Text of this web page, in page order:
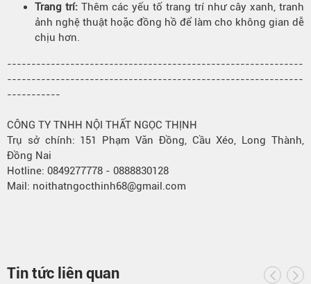
Trang trí: Thêm các yếu tố trang trí như cây xanh, tranh
ảnh nghệ thuật hoặc đồng hồ để làm cho không gian dễ
chịu hơn.
-------------------------------------------------------------
-------------------------------------------------------------
-----------
CÔNG TY TNHH NỘI THẤT NGỌC THỊNH
Trụ sở chính: 151 Phạm Văn Đồng, Cầu Xéo, Long Thành,
Đồng Nai
Hotline: 0849277778 - 0888830128
Mail: noithatngocthinh68@gmail.com
Tin tức liên quan